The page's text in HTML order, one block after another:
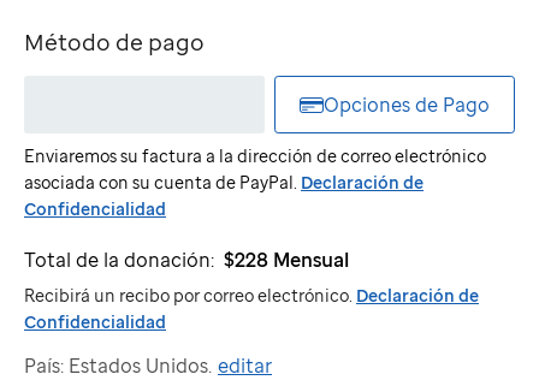
correos
electrónicos
Método de pago
Opciones de Pago
Enviaremos su factura a la dirección de correo electrónico
asociada con su cuenta de PayPal. Declaración de
Confidencialidad
Total de la donación: $228 Mensual
Recibirá un recibo por correo electrónico. Declaración de
Confidencialidad
País: Estados Unidos. editar